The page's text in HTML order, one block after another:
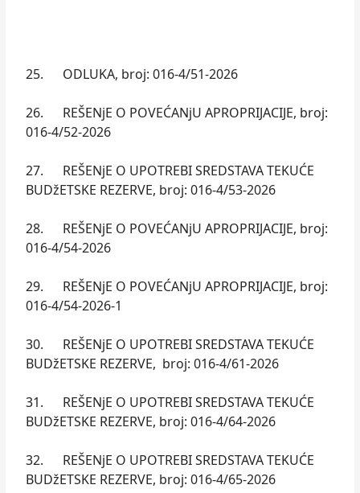
25. ODLUKA, broj: 016-4/51-2026
26. REŠENjE O POVEĆANjU APROPRIJACIJE, broj:
016-4/52-2026
27. REŠENjE O UPOTREBI SREDSTAVA TEKUĆE
BUDžETSKE REZERVE, broj: 016-4/53-2026
28. REŠENjE O POVEĆANjU APROPRIJACIJE, broj:
016-4/54-2026
29. REŠENjE O POVEĆANjU APROPRIJACIJE, broj:
016-4/54-2026-1
30. REŠENjE O UPOTREBI SREDSTAVA TEKUĆE
BUDžETSKE REZERVE, broj: 016-4/61-2026
31. REŠENjE O UPOTREBI SREDSTAVA TEKUĆE
BUDžETSKE REZERVE, broj: 016-4/64-2026
32. REŠENjE O UPOTREBI SREDSTAVA TEKUĆE
BUDžETSKE REZERVE, broj: 016-4/65-2026